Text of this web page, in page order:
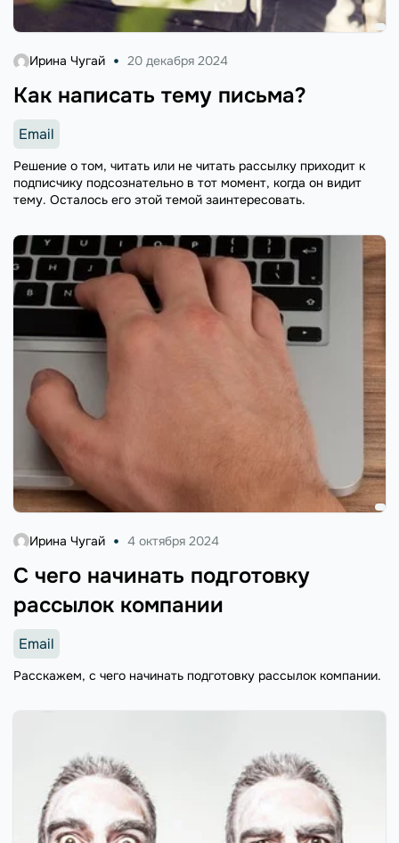
Как написать тему письма?
Ирина Чугай 20 декабря 2024
Email
Решение о том, читать или не читать рассылку приходит к
подписчику подсознательно в тот момент, когда он видит
тему. Осталось его этой темой заинтересовать.
С чего начинать подготовку
рассылок компании
Ирина Чугай 4 октября 2024
Email
Расскажем, с чего начинать подготовку рассылок компании.